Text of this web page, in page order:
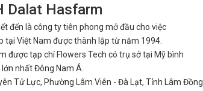
Dalat Hasfarm
đến là công ty tiên phong mở đầu cho việc
tại Việt Nam được thành lập từ năm 1994.
được tạp chí Flowers Tech có trụ sở tại Mỹ bình
nhất Đông Nam Á.
Tử Lực, Phường Lâm Viên - Đà Lạt, Tỉnh Lâm Đồng